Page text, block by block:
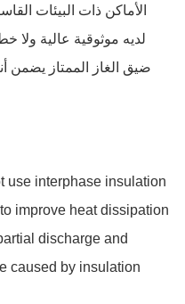
الأماكن ذات البيئات
لديه موثوقية عالية ولا
use interphase insulation
improve heat dissipation
discharge and
caused by insulation